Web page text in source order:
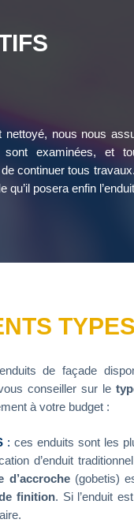
nettoyé, nous nous
examinées, et
continuer tous
e qu’il posera enfin
de façade
conseiller sur le
à votre budget :
: ces enduits sont les
d’enduit
d’accroche(gobetis)
finition. Si l’enduit est